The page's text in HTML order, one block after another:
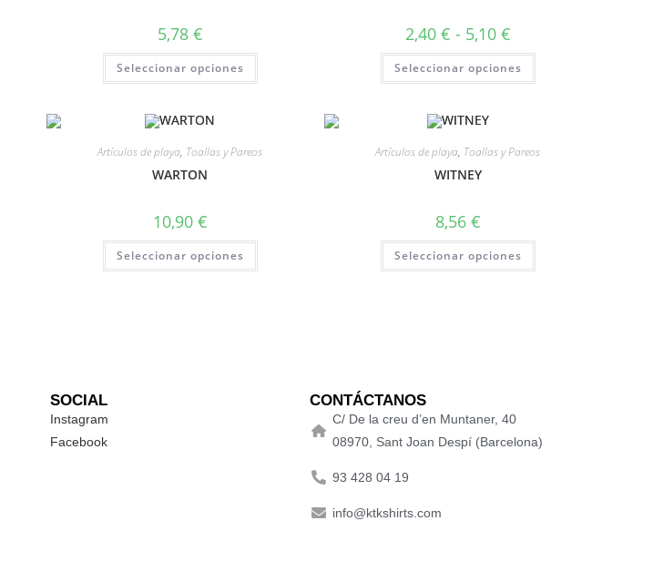
5,78 €
Seleccionar opciones
2,40 € - 5,10 €
Seleccionar opciones
Artículos de playa, Toallas y Pareos
WARTON
10,90 €
Seleccionar opciones
Artículos de playa, Toallas y Pareos
WITNEY
8,56 €
Seleccionar opciones
SOCIAL
Instagram
Facebook
CONTÁCTANOS
C/ De la creu d’en Muntaner, 40
08970, Sant Joan Despí (Barcelona)
93 428 04 19
info@ktkshirts.com